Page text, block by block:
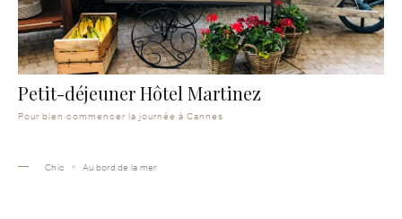
Petit-déjeuner Hôtel Martinez
Pour bien commencer la journée à Cannes
Chic Au bord de la mer